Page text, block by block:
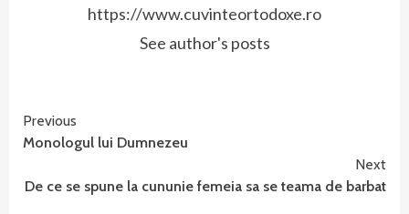
https://www.cuvinteortodoxe.ro
See author's posts
Continue
Reading
Previous
Monologul lui Dumnezeu
Next
De ce se spune la cununie femeia sa se teama de barbat